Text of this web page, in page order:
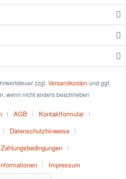
zzgl. Versandkosten und ggf.
wenn nicht anders beschrieben
AGB
Kontaktformular
Datenschutzhinweise
Impressum